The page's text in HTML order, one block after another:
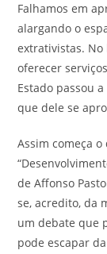
Falhamos em
alargando o
extrativistas.
oferecer
Estado passou
que dele se
Assim começa
de Affonso
se, acredito, da
um debate que
pode escapar